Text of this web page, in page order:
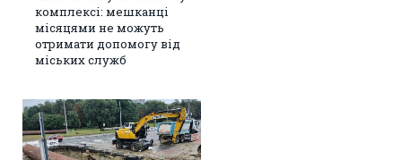
комплексі: мешканці
місяцями не можуть
отримати допомогу від
міських служб